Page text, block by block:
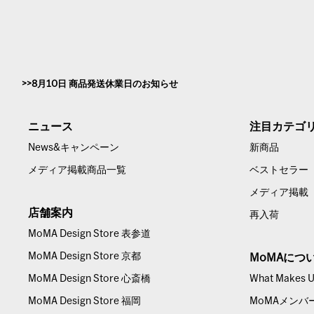
8月10日 商品発送休業日のお知らせ
ニュース
News&キャンペーン
メディア掲載商品一覧
店舗案内
MoMA Design Store 表参道
MoMA Design Store 京都
MoMA Design Store 心斎橋
MoMA Design Store 福岡
注目カテゴ
新商品
ベストセラー
メディア掲載
再入荷
MoMAにつ
What Makes
MoMAメンバ